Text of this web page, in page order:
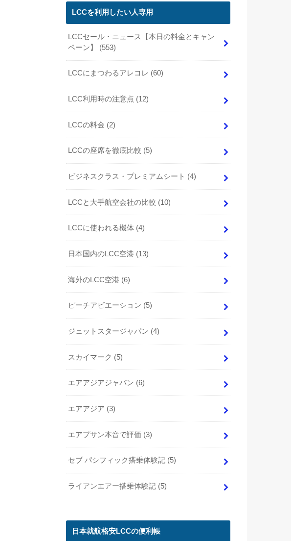
LCCを利用したい人専用
LCCセール・ニュース【本日の料金とキャン
ペーン】 (553)
LCCにまつわるアレコレ (60)
LCC利用時の注意点 (12)
LCCの料金 (2)
LCCの座席を徹底比較 (5)
ビジネスクラス・プレミアムシート (4)
LCCと大手航空会社の比較 (10)
LCCに使われる機体 (4)
日本国内のLCC空港 (13)
海外のLCC空港 (6)
ピーチアビエーション (5)
ジェットスタージャパン (4)
スカイマーク (5)
エアアジアジャパン (6)
エアアジア (3)
エアプサン本音で評価 (3)
セブ パシフィック搭乗体験記 (5)
ライアンエアー搭乗体験記 (5)
日本就航格安LCCの便利帳